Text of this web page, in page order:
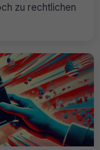
zu rechtlichen